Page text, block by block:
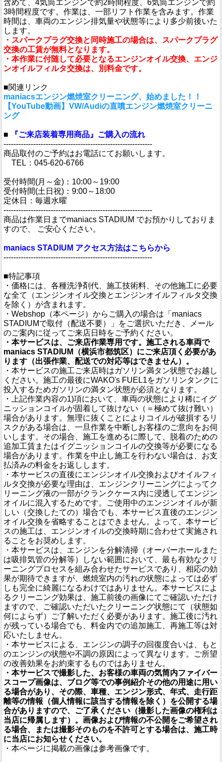
含めて、4気筒エンジンで約2時間程度、6気筒エンジンで約
3時間程度です。作業は、一部リフト作業を含みます。作業
時間は、車両のエンジン排気量や状態等により多少前後いた
します。
・スパークプラグ交換と同時施工の場合は、スパークプラグ
交換の工賃が無料となります。
・本作業に付随して必要となるエンジンオイル交換、エンジ
ンオイルフィルタ交換は、別料金です。
■関連リンク
maniacsエンジン燃焼室クリーニング、始めました！！
【YouTube動画】VW/Audiの直噴エンジン燃焼室クリーニ
ング
■ 『ご来店装着専用商品』ご購入の流れ
------------------------------------------------------------
商品取付のご予約はお電話にてお願いします。
TEL：045-620-6766
受付時間(月～金)：10:00～19:00
受付時間(土日祝)：9:00～18:00
定休日：毎週水曜
------------------------------------------------------------
商品は作業日までmaniacs STADIUM でお預かりしておりま
すので、 ご安心ください。
maniacs STADIUM アクセス方法はこちらから
------------------------------------------------------------
■特記事項
・価格には、各種洗浄剤代、施工技術料、その他施工に必要
な全て（エンジンオイル交換とエンジンオイルフィルタ交換
を除く）が含まれます。
・Webshop（本ページ）からご購入の場合は「maniacs
STADIUMで取付（配送不要）」をご選択いただき、メール
のご案内に従ってご来店日時をご予約ください。
・本サービスは、ご来店作業専用です。施工される車両で
maniacs STADIUM（横浜市都筑区）にご来店頂く必要があ
ります（出張作業、配送での対応等はできません）。
・本サービスの施工ご来店時はガソリン満タン状態でお越し
ください。施工の最後にWAKO's FUEL1をガソリンタンクに
投入するためガソリンの満タン状態が必須となります。
・上記作業内容の1)項において、車両の状態により稀にイグ
ニッションコイルが固着して抜けない（＝極めて抜け難い）
場合があります。無理に抜くことによりコイルが破損するリ
スクがある場合は、一旦作業を中断しお客様のご意向をお伺
いします。その場合、施工を進めるに際して、脱着のための
追加工賃またはイグニッションコイルの交換等が必要になる
場合があります。作業を中止し施工を行わない場合は、お支
払済みの料金をお返しします。
・本サービスの直後にエンジンオイル交換およびオイルフィ
ルタ交換が必要な理由は、エンジンクリーニングによってク
リーニング液の一部がクランクケース内に浸透してエンジン
オイルに混入するためです。ご使用中のエンジンオイルが新
しい（交換したての）場合でも、本サービス直後のエンジン
オイル交換を省略することはできません。よって、本サービ
スの施工は、エンジンオイルの交換時期に合わせて実施され
ることをお奨めします。
・本サービスは、エンジンを分解清掃（オーバーホールまた
は吸排気管の分解等）しない範囲において、最も有効なクリ
ーニングプロセスを組み合わせたサービスであり、相応の効
果が期待できますが、燃焼室内の汚れの状態によっては必ず
しも完全に綺麗になるわけではありません。本サービスによ
るクリーニング効果は、施工前後の画像にてご確認いただけ
ますので、ご確認いただいたクリーニング状態にて（状態如
何によらず）ご了解いただく必要があります。施工後に汚れ
が残っている場合でも、料金内での追加施工、再施工等は対
応いたしません。
・本サービスによる、エンジンの調子の回復度合いは、もと
のエンジンの状態や不調の原因によって異なります。ご所望
の改善効果をお約束するものではありません。
・本サービスで撮影した、お客様の車両の気筒内ファイバー
スコープ画像は、ブログ等での事例紹介その他の用途に用い
る場合があり、その際、車種、エンジン形式、年式、走行距
離等の情報（個人情報に該当する情報を除く）を公開する場
合がありますので、ご了承ください（撮影した画像の権利は
当店に帰属します）。画像および情報の不公開をご希望され
る場合、または撮影そのものを不許可とする場合は、施工時
に当店にお知らせください。
・本ページに掲載の画像は参考画像です。